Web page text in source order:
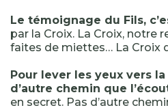
Le témoignage du Fils,
par la Croix. La Croix, notre
faites de miettes… La Croix
Pour lever les yeux vers la
d’autre chemin que
en secret. Pas d’autre